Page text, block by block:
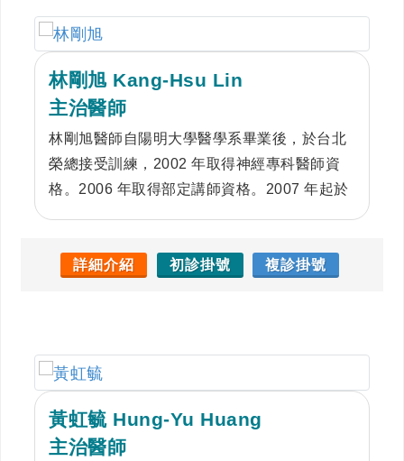
林剛旭 Kang-Hsu Lin
主治醫師
林剛旭醫師自陽明大學醫學系畢業後，於台北
榮總接受訓練，2002 年取得神經專科醫師資
格。2006 年取得部定講師資格。2007 年起於
主任。除神經重症病患的照顧外，林醫師亦擅
詳細介紹 初診掛號 複診掛號
黃虹毓 Hung-Yu Huang
主治醫師